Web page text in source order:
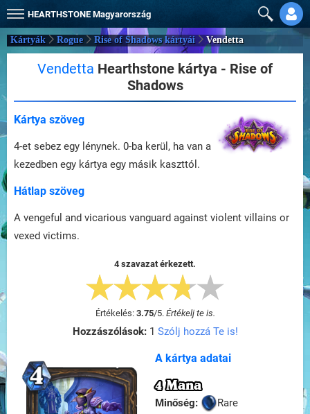
HEARTHSTONE Magyarország
Kártyák Rogue Rise of Shadows kártyái Vendetta
Vendetta Hearthstone kártya - Rise of
Shadows
Kártya szöveg
4-et sebez egy lénynek. 0-ba kerül, ha van a
kezedben egy kártya egy másik kaszttól.
Hátlap szöveg
A vengeful and vicarious vanguard against violent villains or
vexed victims.
4 szavazat érkezett.
Értékelés: 3.75/5. Értékelj te is.
Hozzászólások:1 Szólj hozzá Te is!
A kártya adatai
4 Mana
Minőség:
Rare